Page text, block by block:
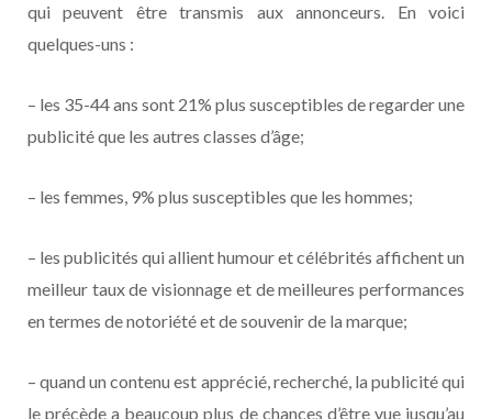
qui peuvent être transmis aux annonceurs. En voici
quelques-uns :
– les 35-44 ans sont 21% plus susceptibles de regarder une
publicité que les autres classes d’âge;
– les femmes, 9% plus susceptibles que les hommes;
– les publicités qui allient humour et célébrités affichent un
meilleur taux de visionnage et de meilleures performances
en termes de notoriété et de souvenir de la marque;
– quand un contenu est apprécié, recherché, la publicité qui
le précède a beaucoup plus de chances d’être vue jusqu’au